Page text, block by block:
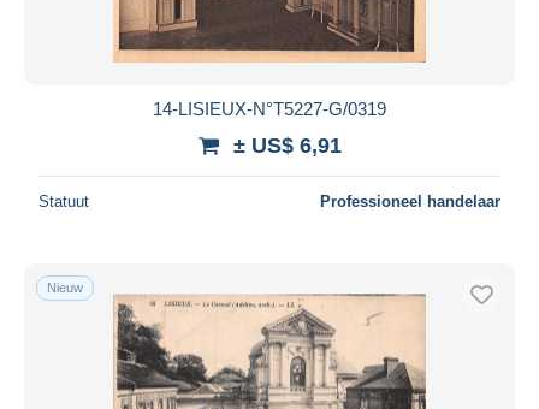
14-LISIEUX-N°T5227-G/0319
± US$ 6,91
Statuut Professioneel handelaar
Nieuw